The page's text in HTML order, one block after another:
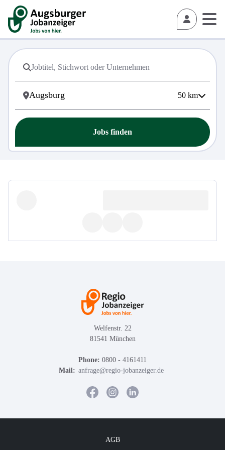
50 km
Jobs finden
Welfenstr. 22
81541 München
Phone: 0800 - 4161411
Mail: anfrage@regio-jobanzeiger.de
AGB